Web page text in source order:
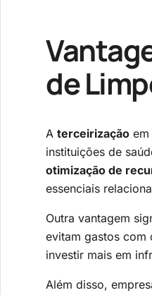
de
A terceirização
instituições de
otimização de
essenciais
Outra vantagem
evitam gastos com
investir mais em
Além disso,